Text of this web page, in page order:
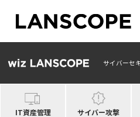
サイバーセ
IT資産管理 サイバー攻撃